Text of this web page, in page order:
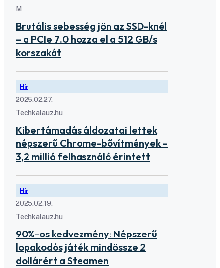
M
Brutális sebesség jön az SSD-knél
– a PCIe 7.0 hozza el a 512 GB/s
korszakát
Hír
2025.02.27.
Techkalauz.hu
Kibertámadás áldozatai lettek
népszerű Chrome-bővítmények –
3,2 millió felhasználó érintett
Hír
2025.02.19.
Techkalauz.hu
90%-os kedvezmény: Népszerű
lopakodós játék mindössze 2
dollárért a Steamen